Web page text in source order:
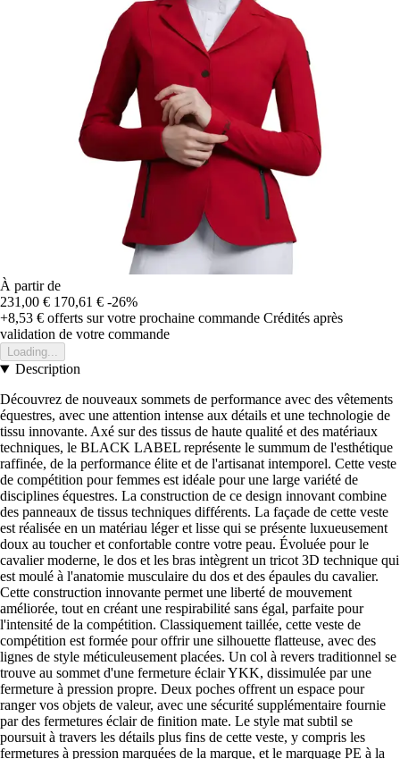
À partir de
231,00 € 170,61 € -26%
+8,53 € offerts sur votre prochaine commande Crédités après
validation de votre commande
Loading...
Description
Découvrez de nouveaux sommets de performance avec des vêtements
équestres, avec une attention intense aux détails et une technologie de
tissu innovante. Axé sur des tissus de haute qualité et des matériaux
techniques, le BLACK LABEL représente le summum de l'esthétique
raffinée, de la performance élite et de l'artisanat intemporel. Cette veste
de compétition pour femmes est idéale pour une large variété de
disciplines équestres. La construction de ce design innovant combine
des panneaux de tissus techniques différents. La façade de cette veste
est réalisée en un matériau léger et lisse qui se présente luxueusement
doux au toucher et confortable contre votre peau. Évoluée pour le
cavalier moderne, le dos et les bras intègrent un tricot 3D technique qui
est moulé à l'anatomie musculaire du dos et des épaules du cavalier.
Cette construction innovante permet une liberté de mouvement
améliorée, tout en créant une respirabilité sans égal, parfaite pour
l'intensité de la compétition. Classiquement taillée, cette veste de
compétition est formée pour offrir une silhouette flatteuse, avec des
lignes de style méticuleusement placées. Un col à revers traditionnel se
trouve au sommet d'une fermeture éclair YKK, dissimulée par une
fermeture à pression propre. Deux poches offrent un espace pour
ranger vos objets de valeur, avec une sécurité supplémentaire fournie
par des fermetures éclair de finition mate. Le style mat subtil se
poursuit à travers les détails plus fins de cette veste, y compris les
fermetures à pression marquées de la marque, et le marquage PE à la